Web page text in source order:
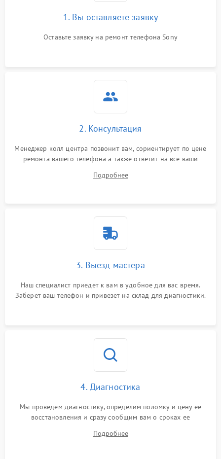
1. Вы оставляете заявку
Оставьте заявку на ремонт телефона Sony
2. Консультация
Менеджер колл центра позвонит вам, сориентирует по цене
ремонта вашего телефона а также ответит на все ваши
Подробнее
3. Выезд мастера
Наш специалист приедет к вам в удобное для вас время.
Заберет ваш телефон и привезет на склад для диагностики.
4. Диагностика
Мы проведем диагностику, определим поломку и цену ее
восстановления и сразу сообщим вам о сроках ее
Подробнее